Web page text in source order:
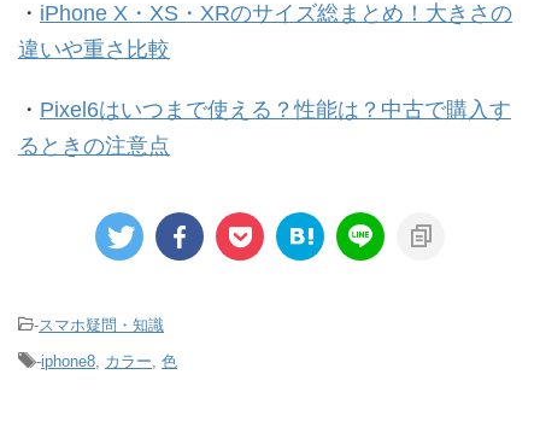
・ iPhone X・XS・XRのサイズ総まとめ！大きさの
違いや重さ比較
・ Pixel6はいつまで使える？性能は？中古で購入す
るときの注意点
-スマホ疑問・知識
-iphone8, カラー, 色